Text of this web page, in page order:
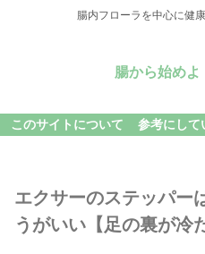
腸内フローラを中心に健
腸から始めよ
このサイトについて 参考にして
エクサーのステッパー
うがいい【足の裏が冷